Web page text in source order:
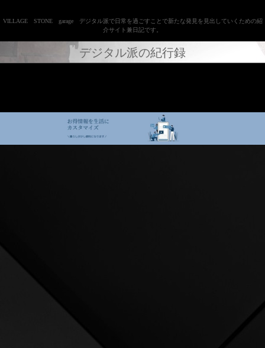
デジタル派の紀行録
VILLAGE STONE garage デジタル派で日常を過ごすことで新たな発見を見出していくための紹
介サイト兼日記です。